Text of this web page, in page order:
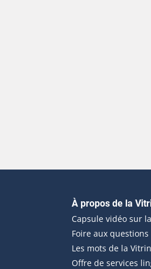
À propos de la
Capsule vidéo sur
Foire aux questions
Les mots de la
Offre de services